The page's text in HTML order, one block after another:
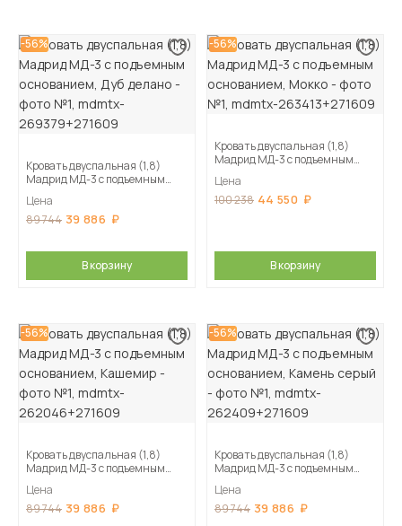
-56%
Кровать двуспальная (1,8)
Мадрид МД-3 с подъемным
Цена
89 744 39 886
В корзину
-56%
Кровать двуспальная (1,8)
Мадрид МД-3 с подъемным
Цена
100 238 44 550
В корзину
-56%
Кровать двуспальная (1,8)
Мадрид МД-3 с подъемным
Цена
89 744 39 886
-56%
Кровать двуспальная (1,8)
Мадрид МД-3 с подъемным
Цена
89 744 39 886